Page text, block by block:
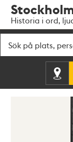
navigationen
huvudinnehållet
Historia i ord,